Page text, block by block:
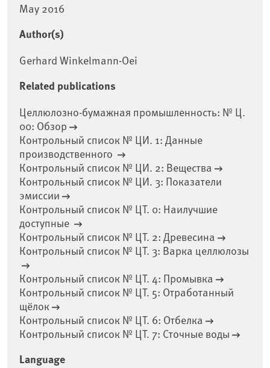
May 2016
Author(s)
Gerhard Winkelmann-Oei
Related publications
Целлюлозно-бумажная промышленность: № Ц.
00: Обзор
Контрольный список № ЦИ. 1: Данные
производственного
Контрольный список № ЦИ. 2: Вещества
Контрольный список № ЦИ. 3: Показатели
эмиссии
Контрольный список № ЦТ. 0: Наилучшие
доступные
Контрольный список № ЦТ. 2: Древесина
Контрольный список № ЦТ. 3: Варка целлюлозы
Контрольный список № ЦТ. 4: Промывка
Контрольный список № ЦТ. 5: Отработанный
щёлок
Контрольный список № ЦТ. 6: Отбелка
Контрольный список № ЦТ. 7: Сточные воды
Language